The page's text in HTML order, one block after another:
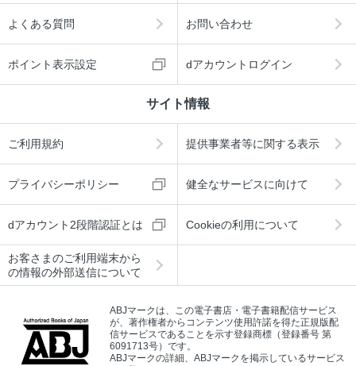
よくある質問 お問い合わせ
ポイント表示設定 dアカウントログイン
サイト情報
ご利用規約 提供事業者等に関する表示
プライバシーポリシー 健全なサービスに向けて
dアカウント2段階認証とは Cookieの利用について
お客さまのご利用端末から
の情報の外部送信について
ABJマークは、この電子書店・電子書籍配信サービス
が、著作権者からコンテンツ使用許諾を得た正規版配
信サービスであることを示す登録商標（登録番号 第
6091713号）です。
ABJマークの詳細、ABJマークを掲示しているサービス